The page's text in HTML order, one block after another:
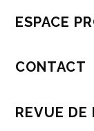
ESPACE
CONTACT
REVUE DE